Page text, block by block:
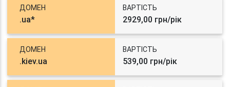
ДОМЕН
.ua*
ВАРТІСТЬ
2929,00 грн/рік
ДОМЕН
.kiev.ua
ВАРТІСТЬ
539,00 грн/рік